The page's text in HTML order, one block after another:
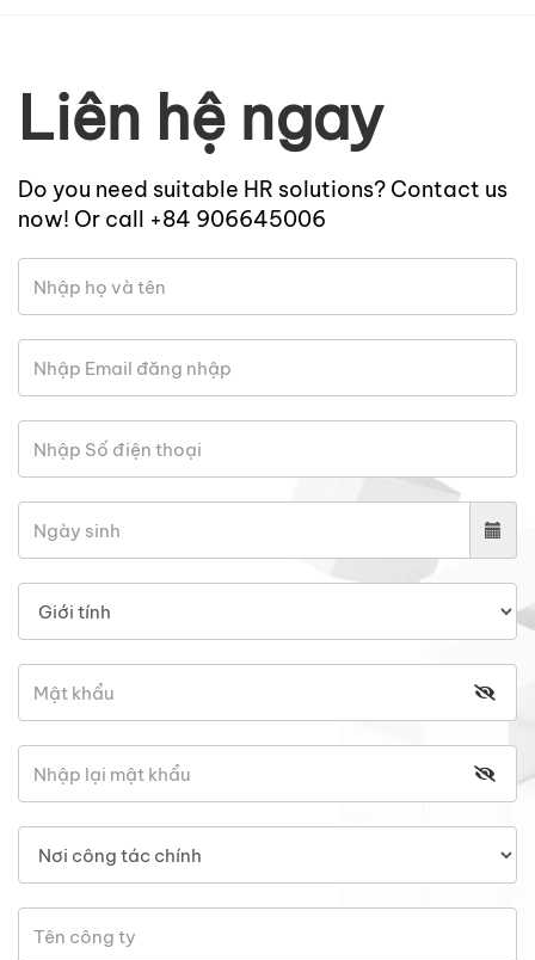
Liên hệ ngay
Do you need suitable HR solutions? Contact us
now! Or call +84 906645006